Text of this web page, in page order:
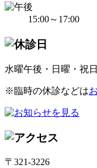
15:00～17:00
水曜午後・日曜・祝日
※臨時の休診などは
〒321-3226